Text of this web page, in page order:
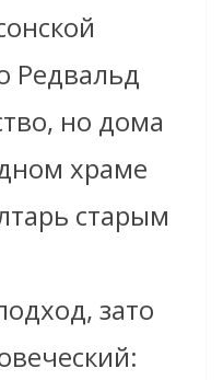
Редвальд
но дома
храме
старым
зато